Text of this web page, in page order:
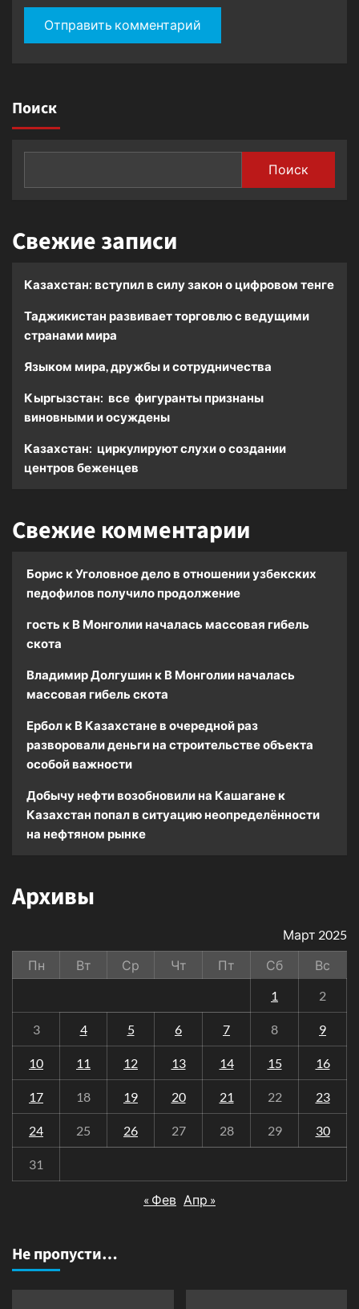
Поиск
Поиск
Свежие записи
Казахстан: вступил в силу закон о цифровом тенге
Таджикистан развивает торговлю с ведущими
странами мира
Языком мира, дружбы и сотрудничества
Кыргызстан: все фигуранты признаны
виновными и осуждены
Казахстан: циркулируют слухи о создании
центров беженцев
Свежие комментарии
Борис кУголовное дело в отношении узбекских
педофилов получило продолжение
гость к В Монголии началась массовая гибель
скота
Владимир Долгушин к В Монголии началась
массовая гибель скота
Ербол к В Казахстане в очередной раз
разворовали деньги на строительстве объекта
особой важности
Добычу нефти возобновили на Кашагане к
Казахстан попал в ситуацию неопределённости
на нефтяном рынке
Архивы
Март 2025
Пн
Вт Ср Чт Пт Сб
Вс
1
2
3 4 5 6 7 8 9
10 11 12 13 14 15 16
17 18 19 20 21 22 23
24 25 26 27 28 29 30
31
« Фев Апр »
Не пропусти…